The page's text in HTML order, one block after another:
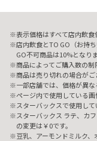
表示価格はすべて店内飲食
店内飲食とTO GO（お持
GO不可商品は10%となり
商品によってご購入数の制
商品は売り切れの場合がご
一部店舗では、価格が異
ページ内で使用している画
スターバックスで使用し
スターバックス ラテ、カ
の変更は￥0です。
豆乳、アーモンドミルク、